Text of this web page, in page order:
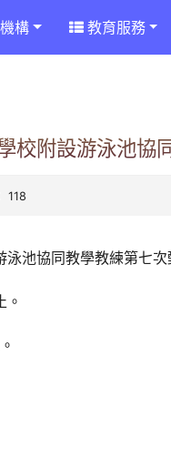
構 教育服務
校附設游泳池協
118
泳池協同教學教練第七
。